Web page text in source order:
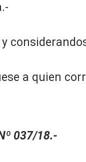
a quien
037/18.-